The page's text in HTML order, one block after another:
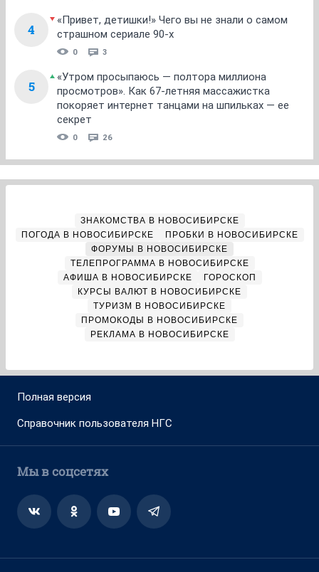
4
«Привет, детишки!» Чего вы не знали о самом
страшном сериале 90-х
0 3
5
«Утром просыпаюсь — полтора миллиона
просмотров». Как 67-летняя массажистка
покоряет интернет танцами на шпильках — ее
секрет
0 26
ЗНАКОМСТВА В НОВОСИБИРСКЕ
ПОГОДА В НОВОСИБИРСКЕ
ПРОБКИ В НОВОСИБИРСКЕ
ФОРУМЫ В НОВОСИБИРСКЕ
ТЕЛЕПРОГРАММА В НОВОСИБИРСКЕ
АФИША В НОВОСИБИРСКЕ
ГОРОСКОП
КУРСЫ ВАЛЮТ В НОВОСИБИРСКЕ
ТУРИЗМ В НОВОСИБИРСКЕ
ПРОМОКОДЫ В НОВОСИБИРСКЕ
РЕКЛАМА В НОВОСИБИРСКЕ
Полная версия
Справочник пользователя НГС
Мы в соцсетях